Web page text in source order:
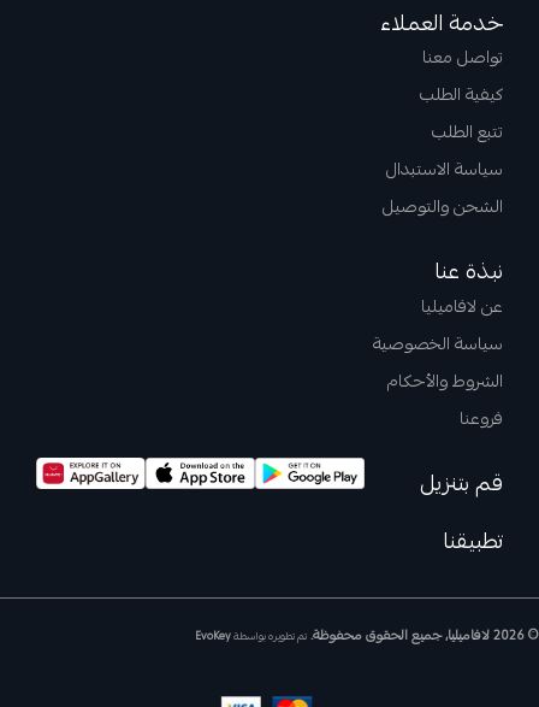
خدمة العملاء
تواصل معنا
كيفية الطلب
تتبع الطلب
سياسة الاستبدال
الشحن والتوصيل
نبذة عنا
عن لافاميليا
سياسة الخصوصية
الشروط والأحكام
فروعنا
قم بتنزيل
تطبيقنا
© 2026 لافاميليا, جميع الحقوق محفوظة. تم تطويره بواسطةEvoKey